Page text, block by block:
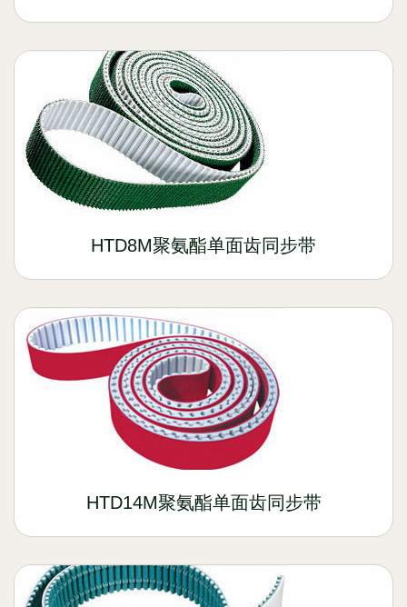
HTD8M聚氨酯单面齿同步带
HTD14M聚氨酯单面齿同步带